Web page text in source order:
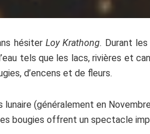
hésiter Loy Krathong. Durant
tels que les lacs, rivières et
d’encens et de fleurs.
(généralement en
bougies offrent un spectacle